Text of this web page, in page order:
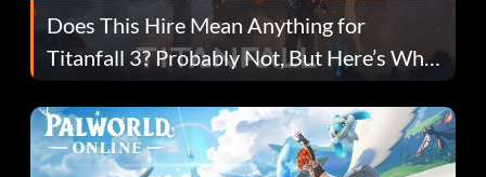
Does This Hire Mean Anything for
Titanfall 3? Probably Not, But Here’s Why
Fans Are Hopeful